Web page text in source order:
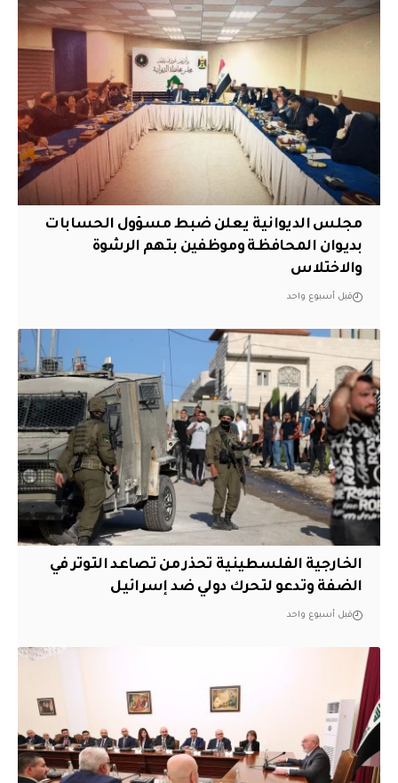
مجلس الديوانية يعلن ضبط مسؤول الحسابات
بديوان المحافظة وموظفين بتهم الرشوة
والاختلاس
قبل أسبوع واحد
الخارجية الفلسطينية تحذر من تصاعد التوتر في
الضفة وتدعو لتحرك دولي ضد إسرائيل
قبل أسبوع واحد